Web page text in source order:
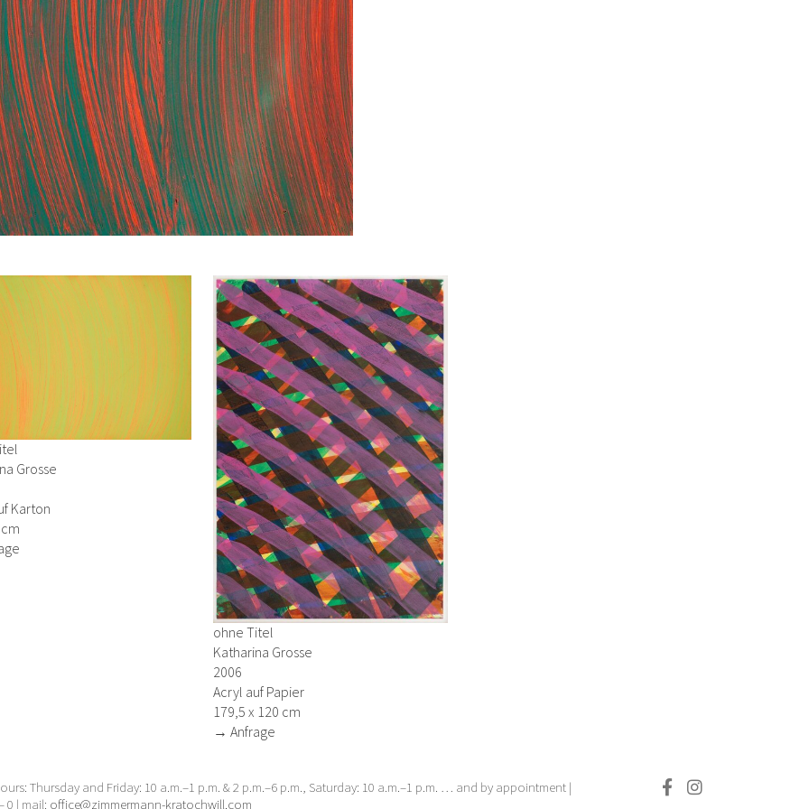
Grosse
Karton
ohne Titel
Katharina Grosse
2006
Acryl auf Papier
179,5 x 120 cm
→ Anfrage
Thursday and Friday: 10 a.m.–1 p.m. & 2 p.m.–6 p.m., Saturday: 10 a.m.–1 p.m. … and by appointment |
0 | mail: office@zimmermann-kratochwill.com